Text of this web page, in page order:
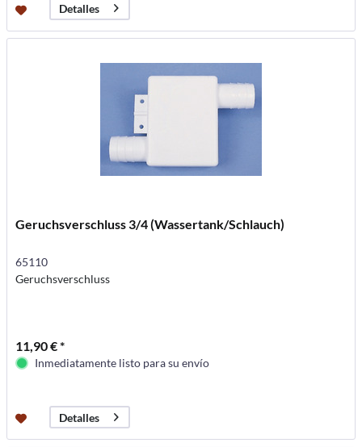
Detalles
Geruchsverschluss 3/4 (Wassertank/Schlauch)
65110
Geruchsverschluss
11,90 € *
Inmediatamente listo para su envío
Detalles